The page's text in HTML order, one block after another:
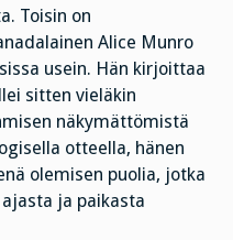
Toisin on
Alice Munro
usein. Hän kirjoittaa
sitten vieläkin
näkymättömistä
otteella, hänen
olemisen puolia, jotka
ja paikasta